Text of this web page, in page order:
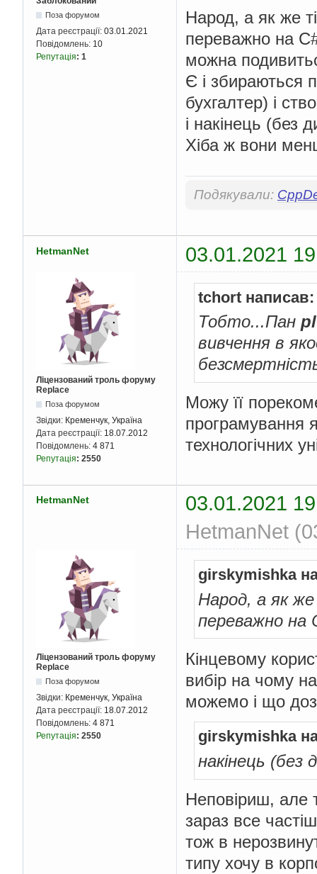
Поза форумом
Дата реєстрації: 03.01.2021
Повідомлень: 10
Репутація: 1
Народ, а як же
переважно на
можна
Є і збираються
бухгалтер) і
і накінець (без
Хіба ж вони
Подякували:
HetmanNet 03.01.2021
Ліцензований троль форуму
Replace
Поза форумом
Звідки: Кременчук, Україна
Дата реєстрації: 18.07.2012
Повідомлень: 4 871
Репутація: 2550
tchort написав:
Тобто...Пан
вивчення в
Можу її
програмування
технологічних
HetmanNet
03.01.2021
HetmanNet
Ліцензований троль форуму
Replace
Поза форумом
Звідки: Кременчук, Україна
Дата реєстрації: 18.07.2012
Повідомлень: 4 871
Репутація: 2550
girskymishka
Народ, а як
переважно на
Кінцевому
вибір на чому
можемо і що
girskymishka
накінець (без
Неповіриш, але
зараз все
тож в
типу хочу в